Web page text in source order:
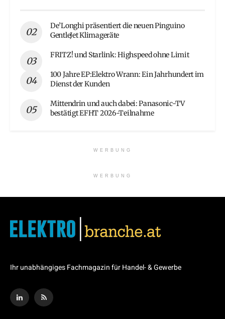
De’Longhi präsentiert die neuen Pinguino
GentleJet Klimageräte
FRITZ! und Starlink: Highspeed ohne Limit
100 Jahre EP:Elektro Wrann: Ein Jahrhundert im
Dienst der Kunden
Mittendrin und auch dabei: Panasonic-TV
bestätigt EFHT 2026-Teilnahme
WERBUNG
WERBUNG
Ihr unabhängiges Fachmagazin für Handel- & Gewerbe